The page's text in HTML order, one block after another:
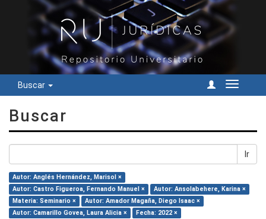
Buscar
Cambiar
Buscar
Ir
Autor: Anglés Hernández, Marisol ×
Autor: Castro Figueroa, Fernando Manuel ×
Autor: Ansolabehere, Karina ×
Materia: Seminario ×
Autor: Amador Magaña, Diego Isaac ×
Autor: Camarillo Govea, Laura Alicia ×
Fecha: 2022 ×